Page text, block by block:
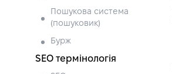
Пошукова система
(пошуковик)
Бурж
SEO термінологія